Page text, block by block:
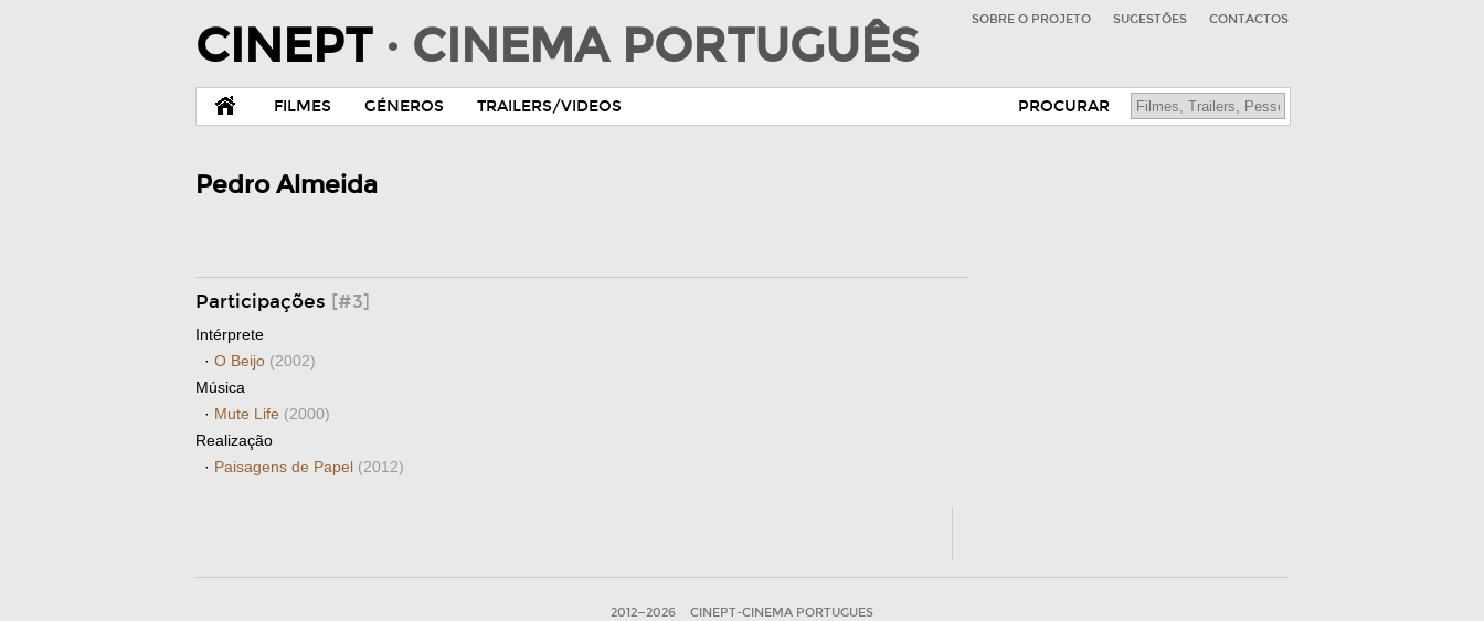
CINEPT · CINEMA PORTUGUÊS SOBRE O PROJETO SUGESTÕES CONTACTOS
FILMES GÉNEROS TRAILERS/VIDEOS PROCURAR
Pedro Almeida
Participações [#3]
Intérprete
· O Beijo (2002)
Música
· Mute Life (2000)
Realização
· Paisagens de Papel (2012)
2012—2026 CINEPT-CINEMA PORTUGUES